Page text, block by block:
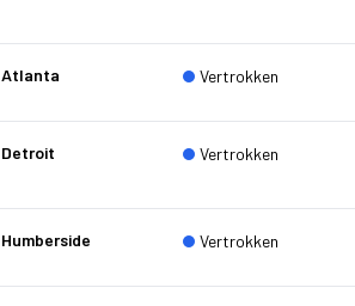
Atlanta Vertrokken
Detroit Vertrokken
Humberside Vertrokken